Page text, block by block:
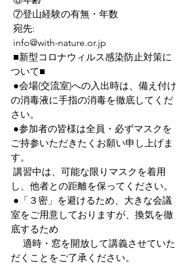
⑦登山経験の有無・年数
宛先:
info@with-nature.or.jp
ついて■
の消毒液に手指の消毒を徹底してくだ
さい。
ご持参いただきたくお願い申し上げま
す。
し、他者との距離を保ってください。
室をご用意しておりますが、換気を徹
底するため
だくことをご了承ください。